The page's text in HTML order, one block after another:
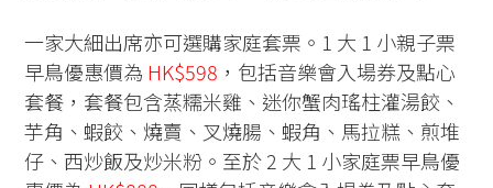
一家大細出席亦可選購家庭套票。1 大 1 小親子票
早鳥優惠價為 HK$598 ，包括音樂會入場券及點心
套餐，套餐包含蒸糯米雞、迷你蟹肉瑤柱灌湯餃、
芋角、蝦餃、燒賣、叉燒腸、蝦角、馬拉糕、煎堆
仔、西炒飯及炒米粉。至於 2 大 1 小家庭票早鳥優